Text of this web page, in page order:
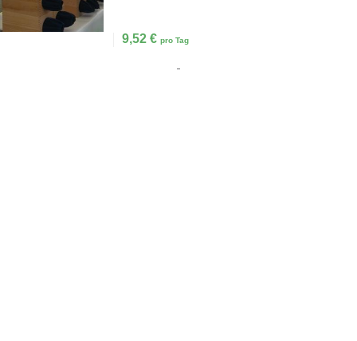
9,52 € pro Tag